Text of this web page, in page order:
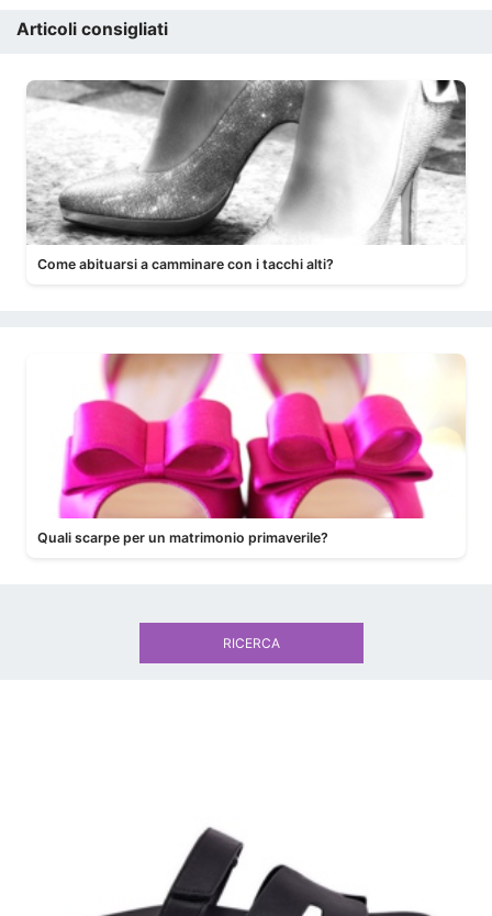
Articoli consigliati
Come abituarsi a camminare con i tacchi alti?
Quali scarpe per un matrimonio primaverile?
RICERCA